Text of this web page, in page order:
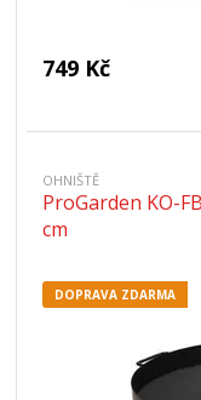
749 Kč
OHNIŠTĚ
ProGarden KO-
cm
DOPRAVA ZDARMA